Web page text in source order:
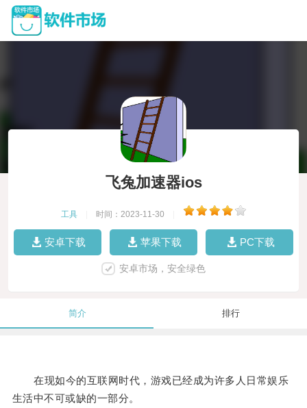
飞兔加速器ios
工具 时间：2023-11-30
安卓下载 苹果下载 PC下载
安卓市场，安全绿色
简介 排行
在现如今的互联网时代，游戏已经成为许多人日常娱乐
生活中不可或缺的一部分。